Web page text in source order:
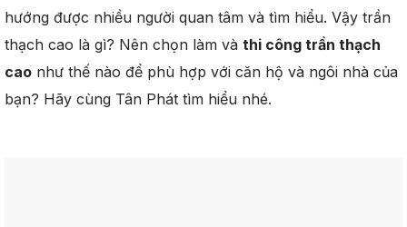
hướng được nhiều người quan tâm và tìm hiểu. Vậy trần
thạch cao là gì? Nên chọn làm và thi công trần thạch
cao như thế nào để phù hợp với căn hộ và ngôi nhà của
bạn? Hãy cùng Tân Phát tìm hiểu nhé.